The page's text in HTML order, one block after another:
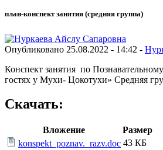
план-конспект занятия (средняя группа)
Опубликовано 25.08.2022 - 14:42 -
Конспект занятия по
гостях у Мухи- Цокотухи» Средняя
Скачать:
Вложение
Размер
konspekt_poznav._razv.doc 43 КБ